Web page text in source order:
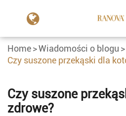
Home Wiadomości o blogu
Czy suszone przekąski dla
Czy suszone
zdrowe?